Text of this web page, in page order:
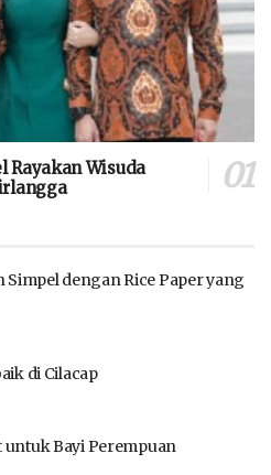
Rayakan Wisuda
Simpel dengan Rice Paper yang
di Cilacap
untuk Bayi Perempuan